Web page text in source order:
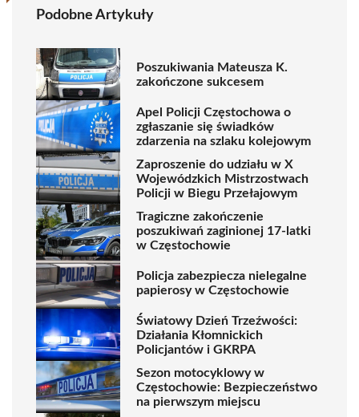
Podobne Artykuły
Poszukiwania Mateusza K.
zakończone sukcesem
Apel Policji Częstochowa o
zgłaszanie się świadków
zdarzenia na szlaku kolejowym
Zaproszenie do udziału w X
Wojewódzkich Mistrzostwach
Policji w Biegu Przełajowym
Tragiczne zakończenie
poszukiwań zaginionej 17-latki
w Częstochowie
Policja zabezpiecza nielegalne
papierosy w Częstochowie
Światowy Dzień Trzeźwości:
Działania Kłomnickich
Policjantów i GKRPA
Sezon motocyklowy w
Częstochowie: Bezpieczeństwo
na pierwszym miejscu